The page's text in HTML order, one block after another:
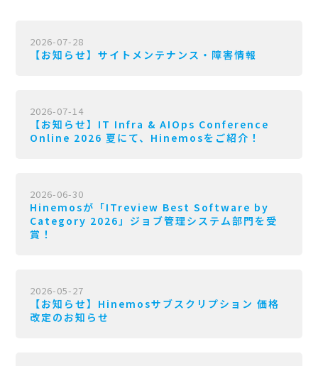
2026-07-28
【お知らせ】サイトメンテナンス・障害情報
2026-07-14
【お知らせ】IT Infra & AIOps Conference
Online 2026 夏にて、Hinemosをご紹介！
2026-06-30
Hinemosが「ITreview Best Software by
Category 2026」ジョブ管理システム部門を受
賞！
2026-05-27
【お知らせ】Hinemosサブスクリプション 価格
改定のお知らせ